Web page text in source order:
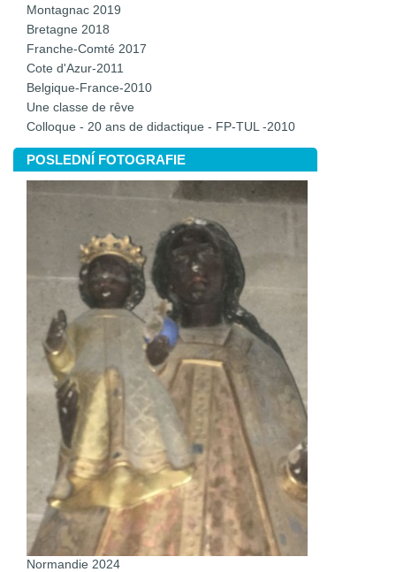
Montagnac 2019
Bretagne 2018
Franche-Comté 2017
Cote d'Azur-2011
Belgique-France-2010
Une classe de rêve
Colloque - 20 ans de didactique - FP-TUL -2010
POSLEDNÍ FOTOGRAFIE
Normandie 2024